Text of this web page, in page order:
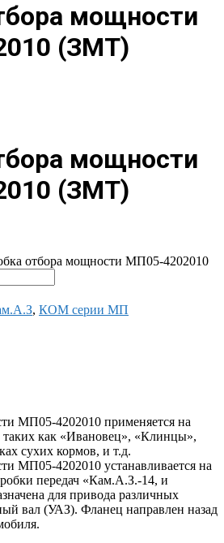
мощности
(ЗМТ)
мощности
(ЗМТ)
отбора мощности МП05-4202010
, КОМ серии МП
МП05-4202010 применяется на
как «Ивановец», «Клинцы»,
сухих кормов, и т.д.
МП05-4202010 устанавливается на
передач «Кам.А.З.-14, и
для привода различных
вал (УАЗ). Фланец направлен назад